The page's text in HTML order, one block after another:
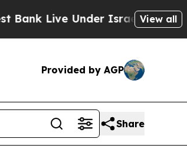
Under Israeli Military Rule,View all
Provided by AGP
Share